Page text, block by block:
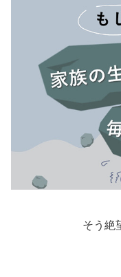
そう絶